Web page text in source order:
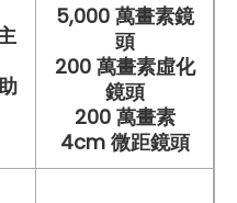
5,000 萬畫素鏡
頭
200 萬畫素虛化
鏡頭
200 萬畫素
4cm 微距鏡頭